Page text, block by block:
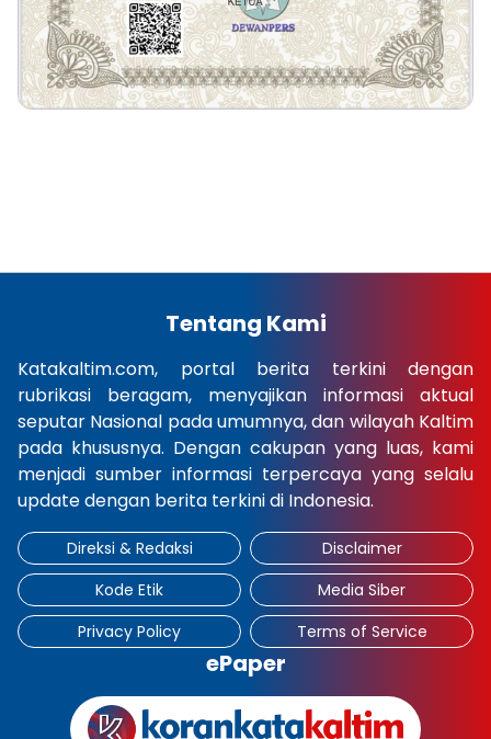
Tentang Kami
Katakaltim.com, portal berita terkini dengan
rubrikasi beragam, menyajikan informasi aktual
seputar Nasional pada umumnya, dan wilayah Kaltim
pada khususnya. Dengan cakupan yang luas, kami
menjadi sumber informasi terpercaya yang selalu
update dengan berita terkini di Indonesia.
Direksi & Redaksi
Disclaimer
Kode Etik
Media Siber
Privacy Policy
Terms of Service
ePaper